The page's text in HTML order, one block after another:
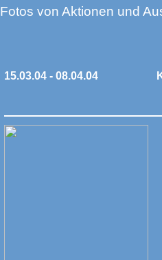
Fotos von Aktionen und
15.03.04 - 08.04.04